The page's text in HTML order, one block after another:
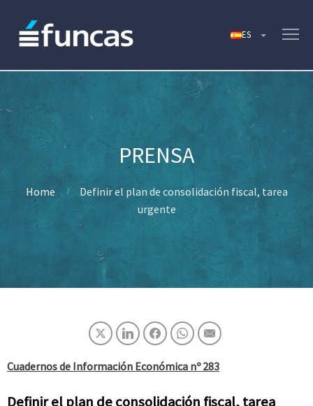
Home
Definir el plan de consolidación fiscal, tarea
urgente
Cuadernos de Información Económica nº 283
Definir el plan de consolidación fiscal, tarea